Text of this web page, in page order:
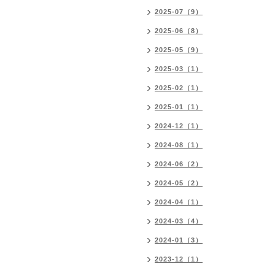
2025-07（9）
2025-06（8）
2025-05（9）
2025-03（1）
2025-02（1）
2025-01（1）
2024-12（1）
2024-08（1）
2024-06（2）
2024-05（2）
2024-04（1）
2024-03（4）
2024-01（3）
2023-12（1）